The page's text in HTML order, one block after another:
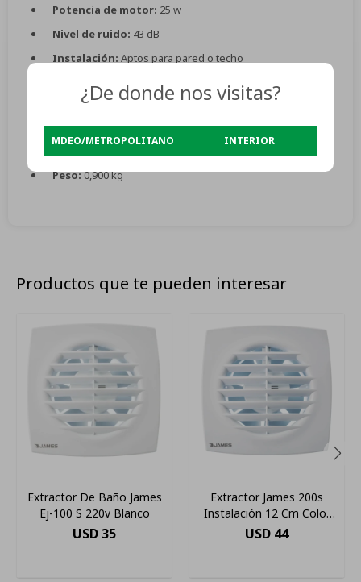
Potencia de motor: 25 w
Nivel de ruido: 43 dB
Instalación: Aptos para pared o techo
Compuerta antirretorno:
Incluye kit de instalación.
Dimensiones (ancho x profundidad x altura):190 x
Peso:0,900 kg
Productos que te pueden interesar
Extractor De Baño James
Ej-100 S 220v Blanco
USD35
Extractor James 200s
Instalación 12 Cm Color
Blanco
USD 44
¿De donde nos visitas?
MDEO/METROPOLITANO INTERIOR